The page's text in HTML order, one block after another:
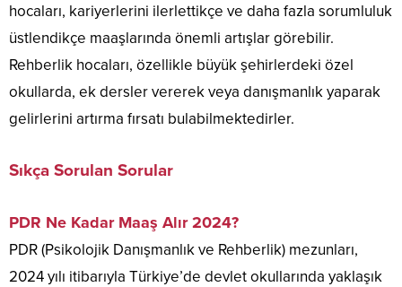
hocaları, kariyerlerini ilerlettikçe ve daha fazla sorumluluk
üstlendikçe maaşlarında önemli artışlar görebilir.
Rehberlik hocaları, özellikle büyük şehirlerdeki özel
okullarda, ek dersler vererek veya danışmanlık yaparak
gelirlerini artırma fırsatı bulabilmektedirler.
Sıkça Sorulan Sorular
PDR Ne Kadar Maaş Alır 2024?
PDR (Psikolojik Danışmanlık ve Rehberlik) mezunları,
2024 yılı itibarıyla Türkiye’de devlet okullarında yaklaşık